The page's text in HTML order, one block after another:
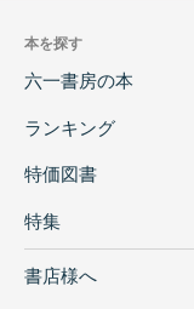
本を探す
六一書房の本
ランキング
特価図書
特集
書店様へ